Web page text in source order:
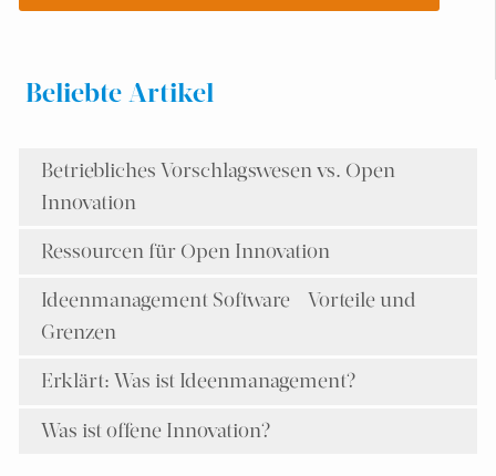
Beliebte Artikel
Betriebliches Vorschlagswesen vs. Open
Innovation
Ressourcen für Open Innovation
Ideenmanagement Software - Vorteile und
Grenzen
Erklärt: Was ist Ideenmanagement?
Was ist offene Innovation?